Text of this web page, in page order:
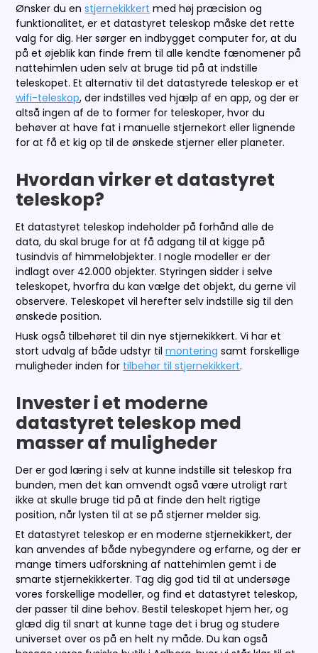
Ønsker du enstjernekikkert med høj præcision og
funktionalitet, er et datastyret teleskop måske det rette
valg for dig. Her sørger en indbygget computer for, at du
på et øjeblik kan finde frem til alle kendte fænomener på
nattehimlen uden selv at bruge tid på at indstille
teleskopet. Et alternativ til det datastyrede teleskop er et
wifi-teleskop, der indstilles ved hjælp af en app, og der er
altså ingen af de to former for teleskoper, hvor du
behøver at have fat i manuelle stjernekort eller lignende
for at få et kig op til de ønskede stjerner eller planeter.
Hvordan virker et datastyret
teleskop?
Et datastyret teleskop indeholder på forhånd alle de
data, du skal bruge for at få adgang til at kigge på
tusindvis af himmelobjekter. I nogle modeller er der
indlagt over 42.000 objekter. Styringen sidder i selve
teleskopet, hvorfra du kan vælge det objekt, du gerne vil
observere. Teleskopet vil herefter selv indstille sig til den
ønskede position.
Husk også tilbehøret til din nye stjernekikkert. Vi har et
stort udvalg af både udstyr tilmontering samt forskellige
muligheder inden for tilbehør til stjernekikkert.
Invester i et moderne
datastyret teleskop med
masser af muligheder
Der er god læring i selv at kunne indstille sit teleskop fra
bunden, men det kan omvendt også være utroligt rart
ikke at skulle bruge tid på at finde den helt rigtige
position, når lysten til at se på stjerner melder sig.
Et datastyret teleskop er en moderne stjernekikkert, der
kan anvendes af både nybegyndere og erfarne, og der er
mange timers udforskning af nattehimlen gemt i de
smarte stjernekikkerter. Tag dig god tid til at undersøge
vores forskellige modeller, og find et datastyret teleskop,
der passer til dine behov. Bestil teleskopet hjem her, og
glæd dig til snart at kunne tage det i brug og studere
universet over os på en helt ny måde. Du kan også